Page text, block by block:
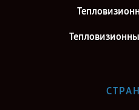
Ремонт тепловизионного
Ремонт тепловизионного